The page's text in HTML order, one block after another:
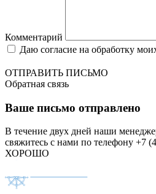
Комментарий
Даю согласие на обработку
ОТПРАВИТЬ ПИСЬМО
Обратная связь
Ваше письмо отправлено
В течение двух дней наши
свяжитесь с нами по телефону +7
ХОРОШО